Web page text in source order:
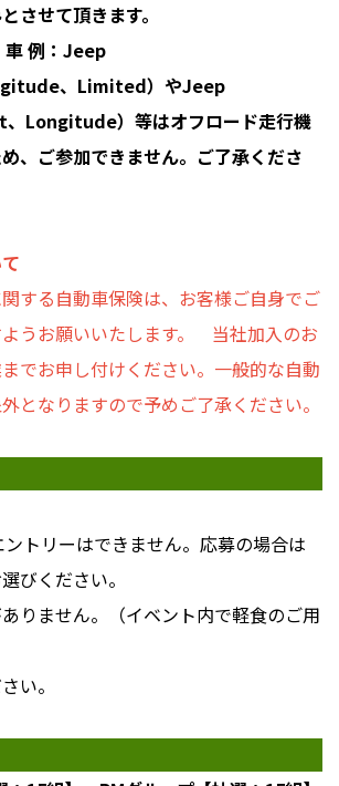
させて頂きます。
車 例：Jeep
、Limited）やJeep
Longitude）等はオフロード走行機
、ご参加できません。ご了承くださ
する自動車保険は、お客様ご自身でご
うお願いいたします。 当社加入のお
でお申し付けください。一般的な自動
となりますので予めご了承ください。
トリーはできません。応募の場合は
びください。
りません。（イベント内で軽食のご用
い。